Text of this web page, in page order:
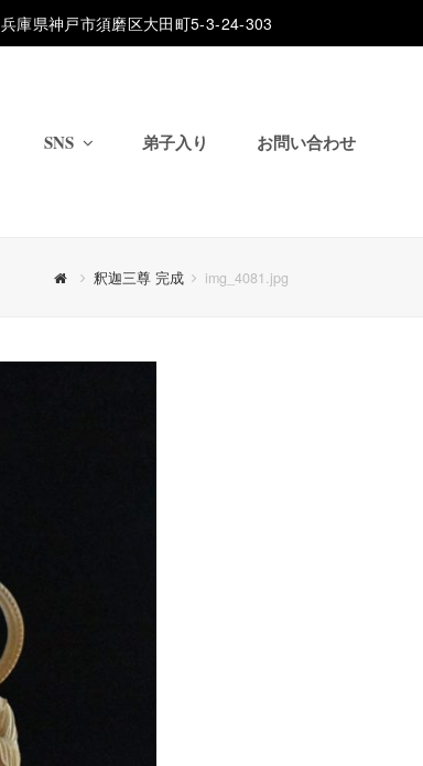
兵庫県神戸市須磨区大田町5-3-24-303
SNS 弟子入り お問い合わせ
釈迦三尊 完成 img_4081.jpg